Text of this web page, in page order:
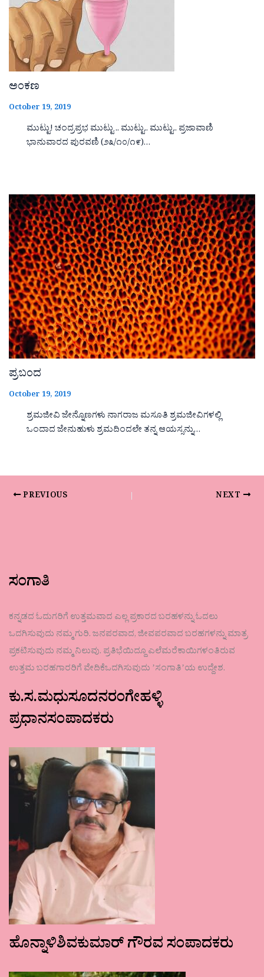
ಅಂಕಣ
October 19, 2019
ಮುಟ್ಟು! ಚಂದ್ರಪ್ರಭ ಮುಟ್ಟು .. ಮುಟ್ಟು.. ಮುಟ್ಟು.. ಪ್ರಜಾವಾಣಿ
ಭಾನುವಾರದ ಪುರವಣಿ (೨೩/೧೦/೧೯)…
ಪ್ರಬಂದ
October 19, 2019
ಶ್ರಮಜೀವಿ ಜೇನ್ನೊಣಗಳು ನಾಗರಾಜ ಮಸೂತಿ ಶ್ರಮಜೀವಿಗಳಲ್ಲಿ
ಒಂದಾದ ಜೇನುಹುಳು ಶ್ರಮದಿಂದಲೇ ತನ್ನ ಆಯಸ್ಸನ್ನು…
PREVIOUS NEXT
ಸಂಗಾತಿ
ಕನ್ನಡದ ಓದುಗರಿಗೆ ಉತ್ತಮವಾದ ಎಲ್ಲ ಪ್ರಕಾರದ ಬರಹಳನ್ನು ಓದಲು
ಒದಗಿಸುವುದು ನಮ್ಮ ಗುರಿ. ಜನಪರವಾದ, ಜೀವಪರವಾದ ಬರಹಗಳನ್ನು ಮಾತ್ರ
ಪ್ರಕಟಿಸುವುದು ನಮ್ಮ ನಿಲುವು. ಪ್ರತಿಭೆಯಿದ್ದೂ ಎಲೆಮರೆಕಾಯಿಗಳಂತಿರುವ
ಉತ್ತಮ ಬರಹಗಾರರಿಗೆ ವೇದಿಕೆಒದಗಿಸುವುದು ʼಸಂಗಾತಿʼಯ ಉದ್ದೇಶ.
ಕು.ಸ.ಮಧುಸೂದನರಂಗೇಹಳ್ಳಿ
ಪ್ರಧಾನಸಂಪಾದಕರು
ಹೊನ್ನಾಳಿಶಿವಕುಮಾರ್ ಗೌರವ ಸಂಪಾದಕರು